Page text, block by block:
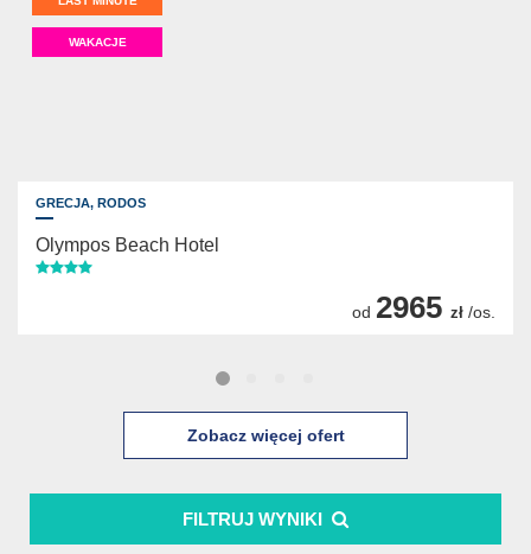
FILTRUJ WYNIKI
WAKACJE
GRECJA, RODOS
Olympos Beach Hotel
od 2965 zł /os.
Zobacz więcej ofert